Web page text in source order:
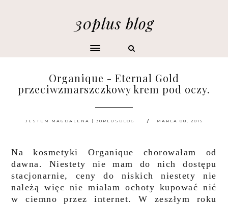
30plus blog
Organique - Eternal Gold
przeciwzmarszczkowy krem pod oczy.
JESTEM MAGDALENA | 30PLUSBLOG MARCA 08, 2015
Na kosmetyki Organique chorowałam od
dawna. Niestety nie mam do nich dostępu
stacjonarnie, ceny do niskich niestety nie
należą więc nie miałam ochoty kupować nić
w ciemno przez internet. W zeszłym roku